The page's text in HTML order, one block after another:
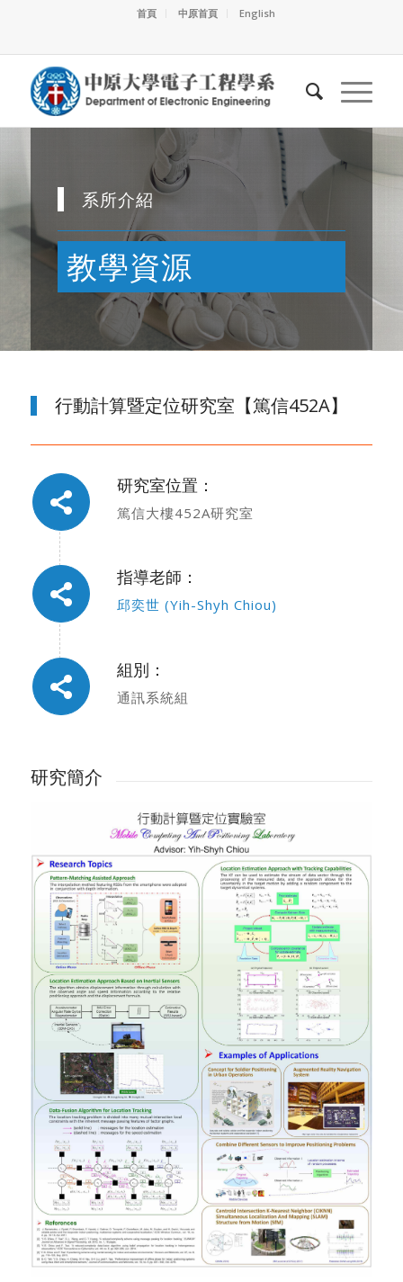
首頁 中原首頁 English
系所介紹
教學資源
行動計算暨定位研究室【篤信452A】
研究室位置：
篤信大樓452A研究室
指導老師：
邱奕世 (Yih-Shyh Chiou)
組別：
通訊系統組
研究簡介